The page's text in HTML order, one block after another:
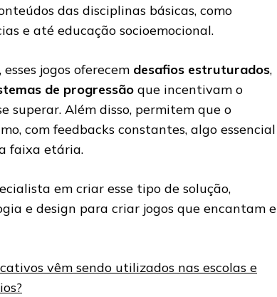
das disciplinas básicas, como
e até educação socioemocional.
jogos oferecem desafios estruturados,
de progressão que incentivam o
superar. Além disso, permitem que o
com feedbacks constantes, algo essencial
faixa etária.
em criar esse tipo de solução,
e design para criar jogos que encantam e
vêm sendo utilizados nas escolas e